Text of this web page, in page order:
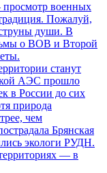
военных
Пожалуй,
души. В
о ВОВ и Второй
станут
АЭС прошло
в России до сих
природа
чем
Брянская
экологи РУДН.
— в